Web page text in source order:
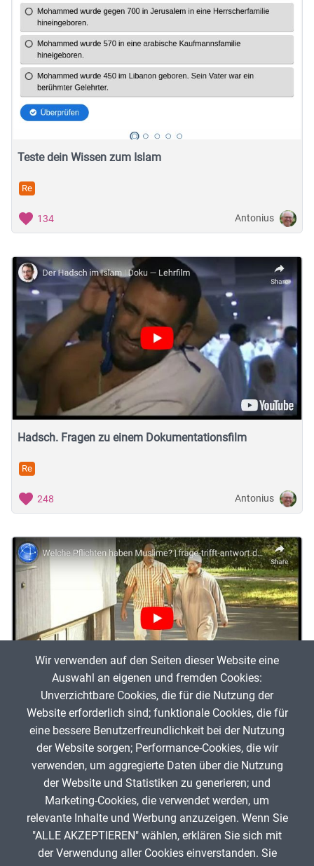
Teste dein Wissen zum Islam
Re
134 Antonius
Hadsch. Fragen zu einem Dokumentationsfilm
Re
248 Antonius
Islam: Wir verschaffen uns einen Überblick
177 Antonius
ANZEIGE
Wir verwenden auf den Seiten dieser Website eine
Auswahl an eigenen und fremden Cookies:
Unverzichtbare Cookies, die für die Nutzung der
Website erforderlich sind; funktionale Cookies, die für
eine bessere Benutzerfreundlichkeit bei der Nutzung
der Website sorgen; Performance-Cookies, die wir
verwenden, um aggregierte Daten über die Nutzung
der Website und Statistiken zu generieren; und
Marketing-Cookies, die verwendet werden, um
relevante Inhalte und Werbung anzuzeigen. Wenn Sie
"ALLE AKZEPTIEREN" wählen, erklären Sie sich mit
der Verwendung aller Cookies einverstanden. Sie